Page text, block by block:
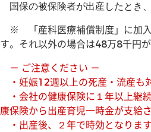
国保の被保険者が出産したとき
※ 「産科医療補償制度」に加入
す。それ以外の場合は48万8千円が
－ ご注意ください －
・妊娠12週以上の死産・流産も
・会社の健康保険に１年以上継
康保険から出産育児一時金が支給さ
・出産後、２年で時効となりま